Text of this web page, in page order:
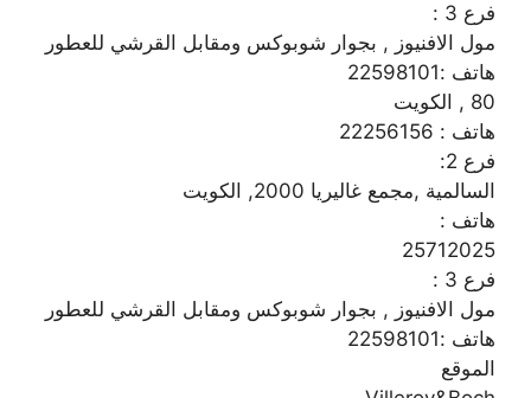
فرع 3 :
مول الافنيوز , بجوار شوبوكس ومقابل القرشي للعطور
هاتف :22598101
80 , الكويت
هاتف : 22256156
فرع 2:
السالمية ,مجمع غاليريا 2000, الكويت
هاتف :
25712025
فرع 3 :
مول الافنيوز , بجوار شوبوكس ومقابل القرشي للعطور
هاتف :22598101
الموقع